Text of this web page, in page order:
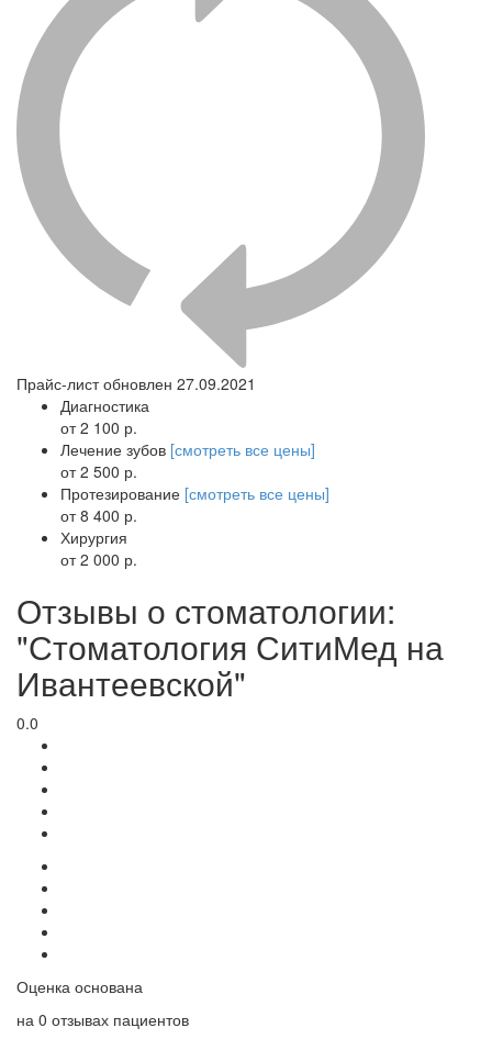
Прайс-лист обновлен 27.09.2021
Диагностика
от 2 100 р.
Лечение зубов [смотреть все цены]
от 2 500 р.
Протезирование [смотреть все цены]
от 8 400 р.
Хирургия
от 2 000 р.
Отзывы о стоматологии:
"Стоматология СитиМед на
Ивантеевской"
0.0
Оценка основана
на 0 отзывах пациентов